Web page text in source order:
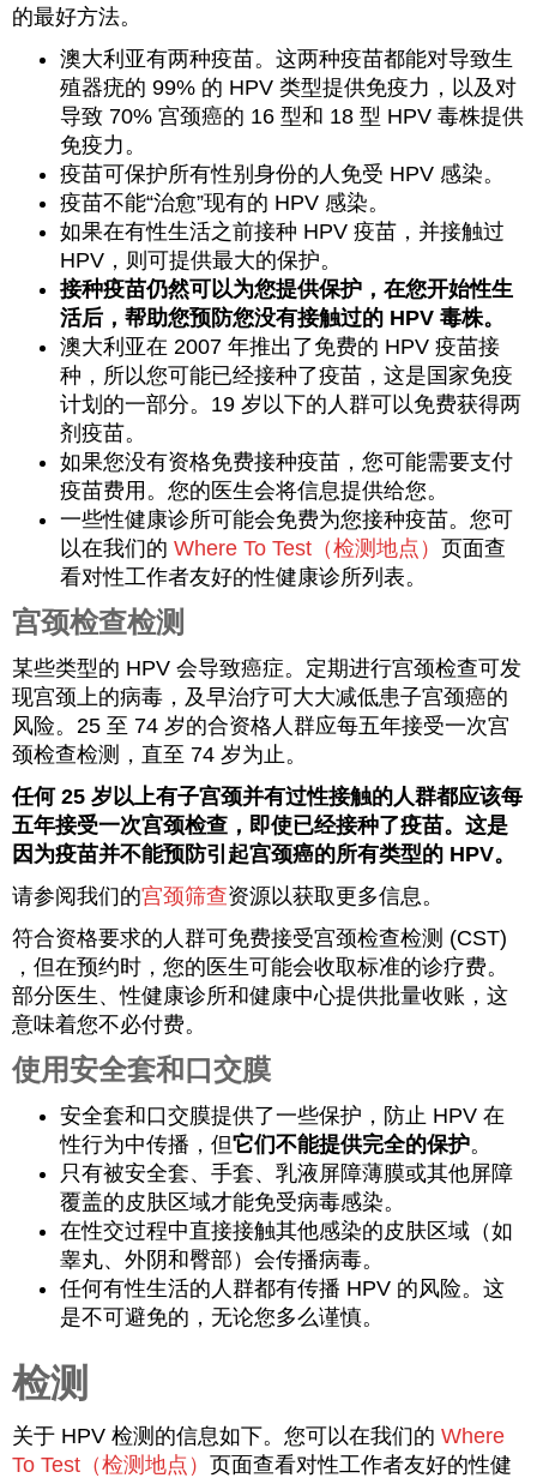
的最好方法。
澳大利亚有两种疫苗。这两种疫苗都能对导致生
殖器疣的 99% 的 HPV 类型提供免疫力，以及对
导致 70% 宫颈癌的 16 型和 18 型 HPV 毒株提供
免疫力。
疫苗可保护所有性别身份的人免受 HPV 感染。
疫苗不能“治愈”现有的 HPV 感染。
如果在有性生活之前接种 HPV 疫苗，并接触过
HPV，则可提供最大的保护。
接种疫苗仍然可以为您提供保护，在您开始性生
活后，帮助您预防您没有接触过的 HPV 毒株。
澳大利亚在 2007 年推出了免费的 HPV 疫苗接
种，所以您可能已经接种了疫苗，这是国家免疫
计划的一部分。19 岁以下的人群可以免费获得两
剂疫苗。
如果您没有资格免费接种疫苗，您可能需要支付
疫苗费用。您的医生会将信息提供给您。
一些性健康诊所可能会免费为您接种疫苗。您可
以在我们的 Where To Test（检测地点） 页面查
看对性工作者友好的性健康诊所列表。
宫颈检查检测
某些类型的 HPV 会导致癌症。定期进行宫颈检查可发
现宫颈上的病毒，及早治疗可大大减低患子宫颈癌的
风险。25 至 74 岁的合资格人群应每五年接受一次宫
颈检查检测，直至 74 岁为止。
任何 25 岁以上有子宫颈并有过性接触的人群都应该每
五年接受一次宫颈检查，即使已经接种了疫苗。这是
因为疫苗并不能预防引起宫颈癌的所有类型的 HPV。
请参阅我们的宫颈筛查资源以获取更多信息。
符合资格要求的人群可免费接受宫颈检查检测 (CST)
，但在预约时，您的医生可能会收取标准的诊疗费。
部分医生、性健康诊所和健康中心提供批量收账，这
意味着您不必付费。
使用安全套和口交膜
安全套和口交膜提供了一些保护，防止 HPV 在
性行为中传播，但它们不能提供完全的保护。
只有被安全套、手套、乳液屏障薄膜或其他屏障
覆盖的皮肤区域才能免受病毒感染。
在性交过程中直接接触其他感染的皮肤区域（如
睾丸、外阴和臀部）会传播病毒。
任何有性生活的人群都有传播 HPV 的风险。这
是不可避免的，无论您多么谨慎。
检测
关于 HPV 检测的信息如下。您可以在我们的 Where
To Test（检测地点） 页面查看对性工作者友好的性健